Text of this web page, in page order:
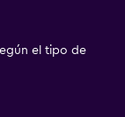
el tipo de